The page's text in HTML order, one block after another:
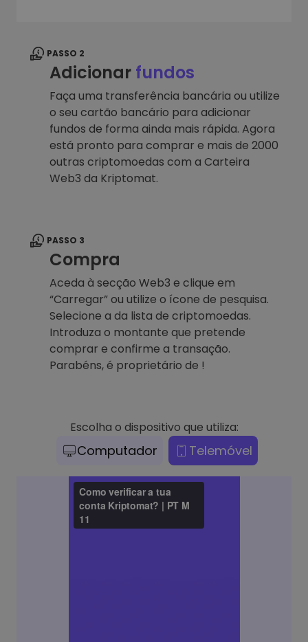
PASSO 2
Adicionar fundos
Faça uma transferência bancária ou utilize
o seu cartão bancário para adicionar
fundos de forma ainda mais rápida. Agora
está pronto para comprar e mais de 2000
outras criptomoedas com a Carteira
Web3 da Kriptomat.
PASSO 3
Compra
Aceda à secção Web3 e clique em
“Carregar” ou utilize o ícone de pesquisa.
Selecione a da lista de criptomoedas.
Introduza o montante que pretende
comprar e confirme a transação.
Parabéns, é proprietário de !
Escolha o dispositivo que utiliza:
Computador Telemóvel